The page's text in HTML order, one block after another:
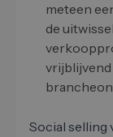
meteen
de
Social selling